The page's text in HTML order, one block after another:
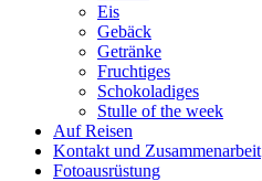
Eis
Gebäck
Getränke
Fruchtiges
Schokoladiges
Stulle of the week
Auf Reisen
Kontakt und Zusammenarbeit
Fotoausrüstung